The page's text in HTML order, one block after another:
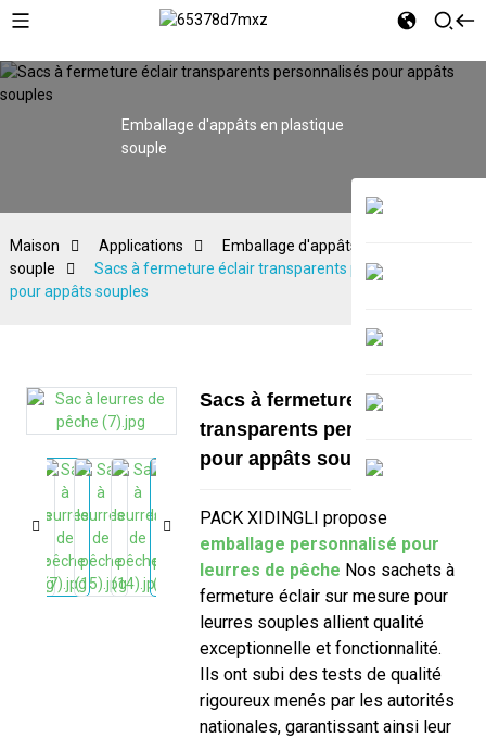
Emballage d'appâts en plastique
souple
Maison Applications
Emballage d'appâts en plastique
souple
Sacs à fermeture éclair transparents personnalisés
pour appâts souples
Sacs à fermeture éclair
transparents personnalisés
pour appâts souples
PACK XIDINGLI propose
emballage personnalisé pour
leurres de pêche Nos sachets à
fermeture éclair sur mesure pour
leurres souples allient qualité
exceptionnelle et fonctionnalité.
Ils ont subi des tests de qualité
rigoureux menés par les autorités
nationales, garantissant ainsi leur